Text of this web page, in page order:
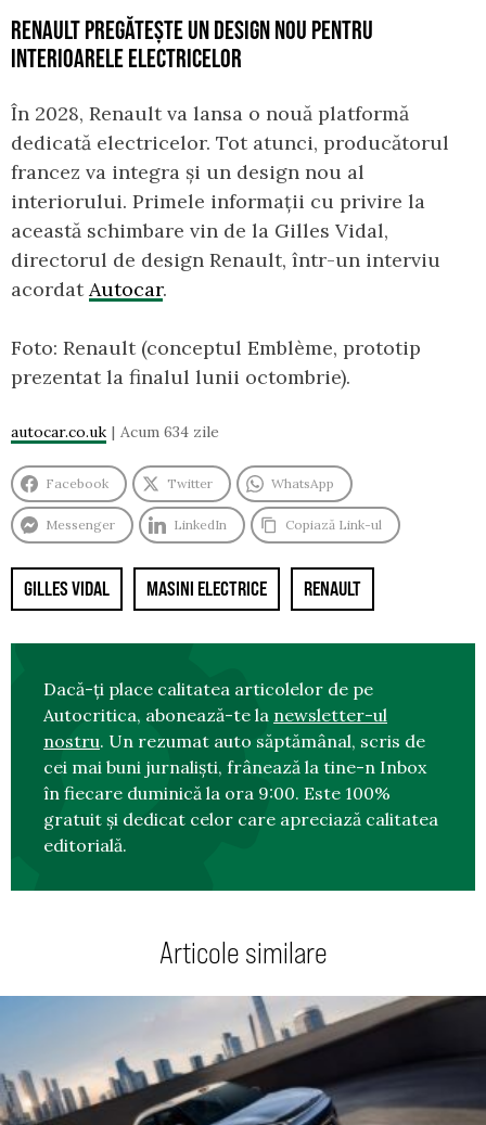
RENAULT PREGĂTEȘTE UN DESIGN NOU PENTRU
INTERIOARELE ELECTRICELOR
În 2028, Renault va lansa o nouă platformă
dedicată electricelor. Tot atunci, producătorul
francez va integra și un design nou al
interiorului. Primele informații cu privire la
această schimbare vin de la Gilles Vidal,
directorul de design Renault, într-un interviu
acordatAutocar.
Foto: Renault (conceptul Emblème, prototip
prezentat la finalul lunii octombrie).
autocar.co.uk Acum 634 zile
Facebook Twitter WhatsApp
Messenger LinkedIn Copiază Link-ul
GILLES VIDAL MASINI ELECTRICE RENAULT
Dacă-ți place calitatea articolelor de pe
Autocritica, abonează-te la newsletter-ul
nostru. Un rezumat auto săptămânal, scris de
cei mai buni jurnaliști, frânează la tine-n Inbox
în fiecare duminică la ora 9:00. Este 100%
gratuit și dedicat celor care apreciază calitatea
editorială.
Articole similare